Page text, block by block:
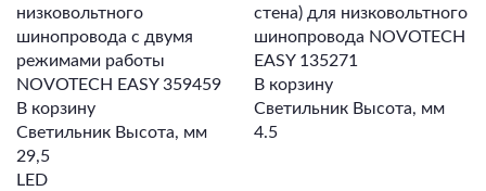
низковольтного
шинопровода с двумя
режимами работы
NOVOTECH EASY 359459
В корзину
Светильник Высота, мм
29,5
LED
стена) для низковольтного
шинопровода NOVOTECH
EASY 135271
В корзину
Светильник Высота, мм
4.5